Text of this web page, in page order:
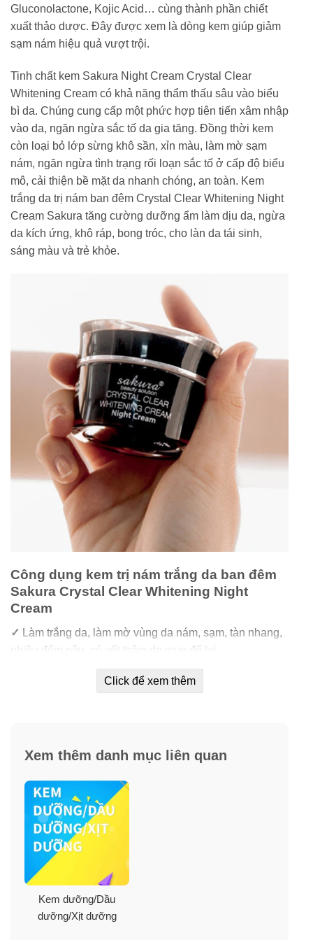
Gluconolactone, Kojic Acid… cùng thành phần chiết
xuất thảo dược. Đây được xem là dòng kem giúp giảm
sạm nám hiệu quả vượt trội.
Tinh chất kem Sakura Night Cream Crystal Clear
Whitening Cream có khả năng thẩm thấu sâu vào biểu
bì da. Chúng cung cấp một phức hợp tiên tiến xâm nhập
vào da, ngăn ngừa sắc tố da gia tăng. Đồng thời kem
còn loại bỏ lớp sừng khô sần, xỉn màu, làm mờ sạm
nám, ngăn ngừa tình trạng rối loạn sắc tố ở cấp độ biểu
mô, cải thiện bề mặt da nhanh chóng, an toàn. Kem
trắng da trị nám ban đêm Crystal Clear Whitening Night
Cream Sakura tăng cường dưỡng ẩm làm dịu da, ngừa
da kích ứng, khô ráp, bong tróc, cho làn da tái sinh,
sáng màu và trẻ khỏe.
Công dụng kem trị nám trắng da ban đêm
Sakura Crystal Clear Whitening Night
Cream
✓ Làm trắng da, làm mờ vùng da nám, sạm, tàn nhang,
nhiều đốm nâu, có vết thâm do mụn để lại.
Chiết xuất từ các tinh chất thảo mộc giúp giữ ẩm và
chiết xuất Cam Thảo, tinh dầu đậu nhành, dầu Olive và
hoạt chất Kojic Acid… Kem giúp phân tán sắc tố
melanin, ngăn chặn việc sản xuất melanin và tăng
cường các sắc tố cân bằng da khác, giảm bệnh chàm,
làm sáng da nhẹ nhàng, an toàn, không làm khô hay
kích ứng da.
Giúp giảm và ngăn ngừa tình trạng rối loạn sắc tố ở
cấp độ biểu mô.
Cải thiện đều màu da và dưỡng trắng bật tone da.
Click để xem thêm
Xem thêm danh mục liên quan
Kem dưỡng/Dầu
dưỡng/Xịt dưỡng